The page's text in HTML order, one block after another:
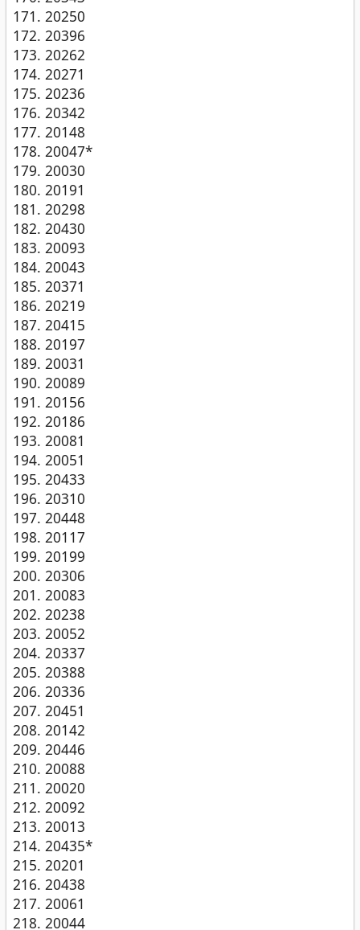
20250
20396
20262
20271
20236
20342
20148
20047*
20030
20191
20298
20430
20093
20043
20371
20219
20415
20197
20031
20089
20156
20186
20081
20051
20433
20310
20448
20117
20199
20306
20083
20238
20052
20337
20388
20336
20451
20142
20446
20088
20020
20092
20013
20435*
20201
20438
20061
20044